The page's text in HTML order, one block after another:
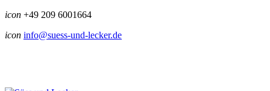
icon +49 209 6001664
icon info@suess-und-lecker.de